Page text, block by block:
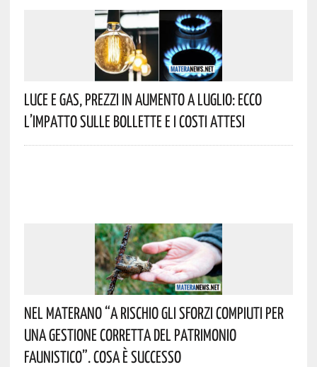
Luce E Gas, Prezzi In Aumento A Luglio: Ecco
L’impatto Sulle Bollette E I Costi Attesi
Nel Materano “a Rischio Gli Sforzi Compiuti Per
Una Gestione Corretta Del Patrimonio
Faunistico”. Cosa È Successo